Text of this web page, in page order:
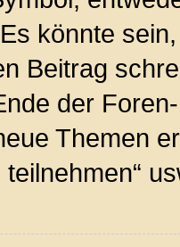
könnte
Beitrag
der
Themen